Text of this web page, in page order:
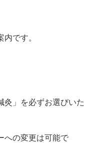
です。
灸」を必ずお選びいた
への変更は可能で